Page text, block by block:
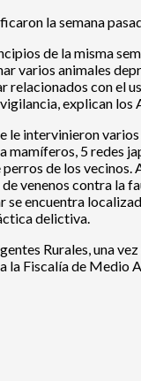
la semana
de la misma
varios animales
relacionados con el
explican
le intervinieron
mamíferos, 5 redes
de los
venenos contra la
se encuentra
delictiva.
Rurales, una
la Fiscalía de Medio